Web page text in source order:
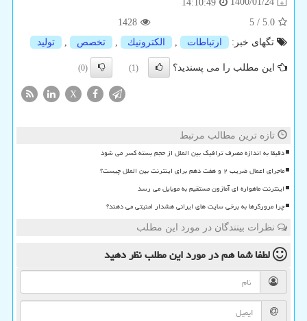
14:10:49
5.0
/
5
1428
تگهای خبر:
ارتباطات , الكترونیك , تخصص , تولید
این مطلب را می پسندید؟ (1)
(0)
X
تازه ترین مطالب مرتبط
دقیقا به اندازه مصرف ترافیک بین الملل از حجم بسته کسر می شود
ماجرای اعمال ضریب ۲ و هفت دهم برای اینترنت بین الملل چیست؟
اینترنت ماهواره ای آمازون مستقیم به موبایل می رسد
چرا مرورگرها به برخی سایت های ایرانی هشدار امنیتی می دهند؟
نظرات بینندگان در مورد این مطلب
لطفا شما همدر مورد این مطلبنظر دهید